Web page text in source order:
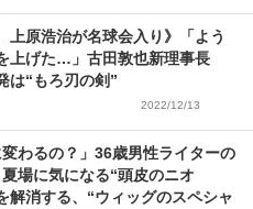
上原浩治が名球会入り》「よう
上げた…」古田敦也新理事長
は“もろ刃の剣”
2022/12/13
変わるの？」36歳男性ライターの
場に気になる“頭皮のニオ
解消する、“ウィッグのスペシャ